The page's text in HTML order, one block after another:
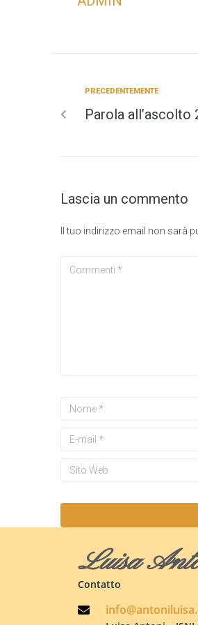
PRECEDENTEMENTE
Parola all’ascolto
Lascia un commento
Il tuo indirizzo email non sarà
Luisa
Contatto